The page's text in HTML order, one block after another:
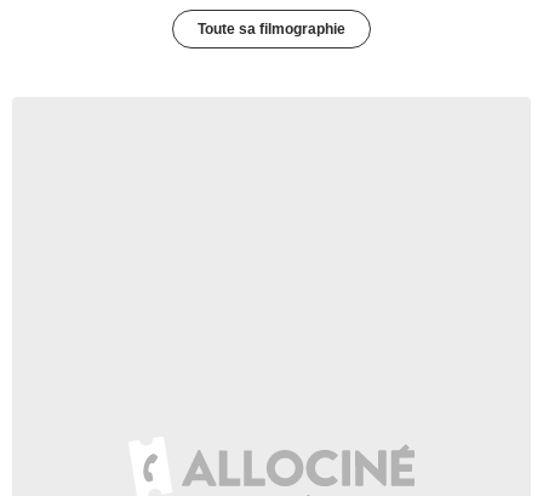
Toute sa filmographie